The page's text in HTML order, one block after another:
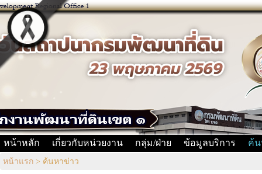
หน้าหลัก เกี่ยวกับหน่วยงาน กลุ่ม/ฝ่าย ข้อมูลบริการ ค้น
หน้าแรก > ค้นหาข่าว